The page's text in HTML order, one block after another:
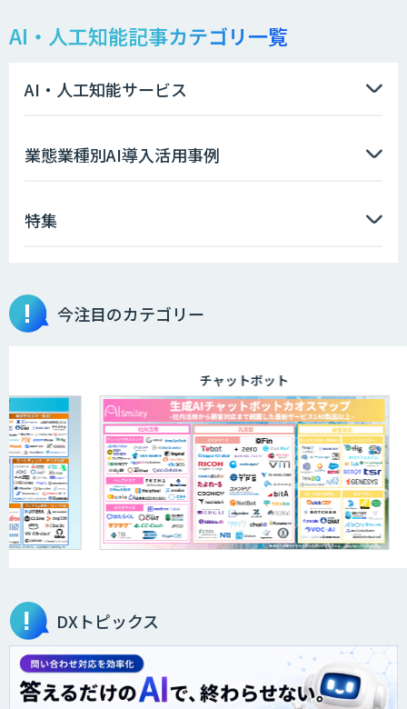
AIエージェント開発支援
AIエンジニアアカデミー（バイブコーデ
aiDAPTIV+
ELYZA Works with KDDI
JAPAN AI KNOWLEDGE
オーダーメイドAI人材育成研修
AI・人工知能記事カテゴリ一覧
AI・人工知能サービス
業態業種別AI導入活用事例
特集
今注目のカテゴリー
チャットボット
DXトピックス